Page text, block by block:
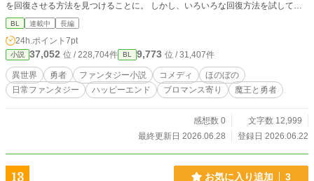
を回復させる方法を見つけることに。 しかし、いろいろな回復方法を試してみ
るも、思ったように上手くかない。 回復どころか魔王のHP1をさらに追い詰め
BL 連載中 長編
24h.ポイント 7pt
小説 37,052 位 / 228,704件 BL 9,773 位 / 31,407件
異世界 勇者 ファンタジー小説 コメディ
ほのぼの
日常ファンタジー
ハッピーエンド ブロマンス寄り 魔王と勇者
感想数 0
文字数 12,999
最終更新日 2026.06.28
登録日 2026.06.22
13 お気に入り追加 3